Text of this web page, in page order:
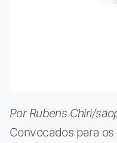
Por Rubens Chiri/
Convocados para